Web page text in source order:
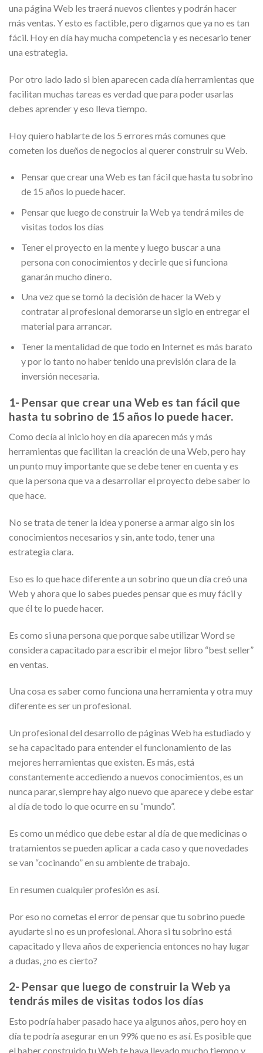
una página Web les traerá nuevos clientes y podrán hacer
más ventas. Y esto es factible, pero digamos que ya no es tan
fácil. Hoy en día hay mucha competencia y es necesario tener
una estrategia.
Por otro lado lado si bien aparecen cada día herramientas que
facilitan muchas tareas es verdad que para poder usarlas
debes aprender y eso lleva tiempo.
Hoy quiero hablarte de los 5 errores más comunes que
cometen los dueños de negocios al querer construir su Web.
Pensar que crear una Web es tan fácil que hasta tu sobrino
de 15 años lo puede hacer.
Pensar que luego de construir la Web ya tendrá miles de
visitas todos los días
Tener el proyecto en la mente y luego buscar a una
persona con conocimientos y decirle que si funciona
ganarán mucho dinero.
Una vez que se tomó la decisión de hacer la Web y
contratar al profesional demorarse un siglo en entregar el
material para arrancar.
Tener la mentalidad de que todo en Internet es más barato
y por lo tanto no haber tenido una previsión clara de la
inversión necesaria.
1- Pensar que crear una Web es tan fácil que
hasta tu sobrino de 15 años lo puede hacer.
Como decía al inicio hoy en día aparecen más y más
herramientas que facilitan la creación de una Web, pero hay
un punto muy importante que se debe tener en cuenta y es
que la persona que va a desarrollar el proyecto debe saber lo
que hace.
No se trata de tener la idea y ponerse a armar algo sin los
conocimientos necesarios y sin, ante todo, tener una
estrategia clara.
Eso es lo que hace diferente a un sobrino que un día creó una
Web y ahora que lo sabes puedes pensar que es muy fácil y
que él te lo puede hacer.
Es como si una persona que porque sabe utilizar Word se
considera capacitado para escribir el mejor libro “best seller”
en ventas.
Una cosa es saber como funciona una herramienta y otra muy
diferente es ser un profesional.
Un profesional del desarrollo de páginas Web ha estudiado y
se ha capacitado para entender el funcionamiento de las
mejores herramientas que existen. Es más, está
constantemente accediendo a nuevos conocimientos, es un
nunca parar, siempre hay algo nuevo que aparece y debe estar
al día de todo lo que ocurre en su “mundo”.
Es como un médico que debe estar al día de que medicinas o
tratamientos se pueden aplicar a cada caso y que novedades
se van “cocinando” en su ambiente de trabajo.
En resumen cualquier profesión es así.
Por eso no cometas el error de pensar que tu sobrino puede
ayudarte si no es un profesional. Ahora si tu sobrino está
capacitado y lleva años de experiencia entonces no hay lugar
a dudas, ¿no es cierto?
2- Pensar que luego de construir la Web ya
tendrás miles de visitas todos los días
Esto podría haber pasado hace ya algunos años, pero hoy en
día te podría asegurar en un 99% que no es así. Es posible que
el haber construido tu Web te haya llevado mucho tiempo y